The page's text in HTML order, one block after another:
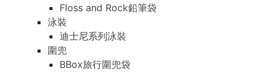
Floss and Rock鉛筆袋
泳裝
迪士尼系列泳裝
圍兜
BBox旅行圍兜袋